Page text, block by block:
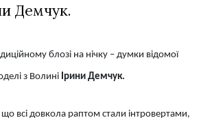
Демчук.
блозі на нічку – думки відомої
з Волині Ірини Демчук.
всі довкола раптом стали інтровертами,